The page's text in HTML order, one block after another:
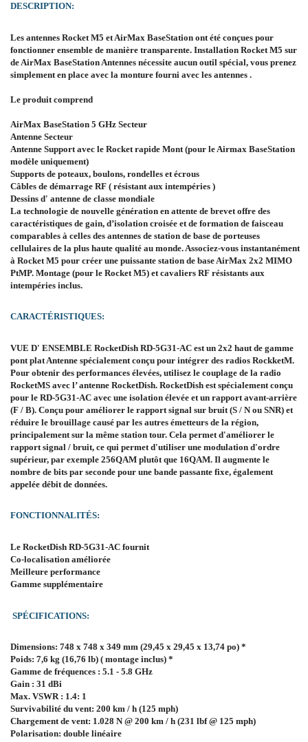
DESCRIPTION:
Les antennes Rocket M5 et AirMax BaseStation ont été conçues pour
fonctionner ensemble de manière transparente. Installation Rocket M5 sur
de AirMax BaseStation Antennes nécessite aucun outil spécial, vous prenez
simplement en place avec la monture fourni avec les antennes .
Le produit comprend
AirMax BaseStation 5 GHz Secteur
Antenne Secteur
Antenne Support avec le Rocket rapide Mont (pour le Airmax BaseStation
modèle uniquement)
Supports de poteaux, boulons, rondelles et écrous
Câbles de démarrage RF ( résistant aux intempéries )
Dessins d' antenne de classe mondiale
La technologie de nouvelle génération en attente de brevet offre des
caractéristiques de gain, d’isolation croisée et de formation de faisceau
comparables à celles des antennes de station de base de porteuses
cellulaires de la plus haute qualité au monde. Associez-vous instantanément
à Rocket M5 pour créer une puissante station de base AirMax 2x2 MIMO
PtMP. Montage (pour le Rocket M5) et cavaliers RF résistants aux
intempéries inclus.
CARACTÉRISTIQUES:
VUE D' ENSEMBLE RocketDish RD-5G31-AC est un 2x2 haut de gamme
pont plat Antenne spécialement conçu pour intégrer des radios RockketM.
Pour obtenir des performances élevées, utilisez le couplage de la radio
RocketMS avec l’ antenne RocketDish. RocketDish est spécialement conçu
pour le RD-5G31-AC avec une isolation élevée et un rapport avant-arrière
(F / B). Conçu pour améliorer le rapport signal sur bruit (S / N ou SNR) et
réduire le brouillage causé par les autres émetteurs de la région,
principalement sur la même station tour. Cela permet d'améliorer le
rapport signal / bruit, ce qui permet d'utiliser une modulation d'ordre
supérieur, par exemple 256QAM plutôt que 16QAM. Il augmente le
nombre de bits par seconde pour une bande passante fixe, également
appelée débit de données.
FONCTIONNALITÉS:
Le RocketDish RD-5G31-AC fournit
Co-localisation améliorée
Meilleure performance
Gamme supplémentaire
SPÉCIFICATIONS:
Dimensions: 748 x 748 x 349 mm (29,45 x 29,45 x 13,74 po) *
Poids: 7,6 kg (16,76 lb) ( montage inclus) *
Gamme de fréquences : 5.1 - 5.8 GHz
Gain : 31 dBi
Max. VSWR : 1.4: 1
Survivabilité du vent: 200 km / h (125 mph)
Chargement de vent: 1.028 N @ 200 km / h (231 lbf @ 125 mph)
Polarisation: double linéaire